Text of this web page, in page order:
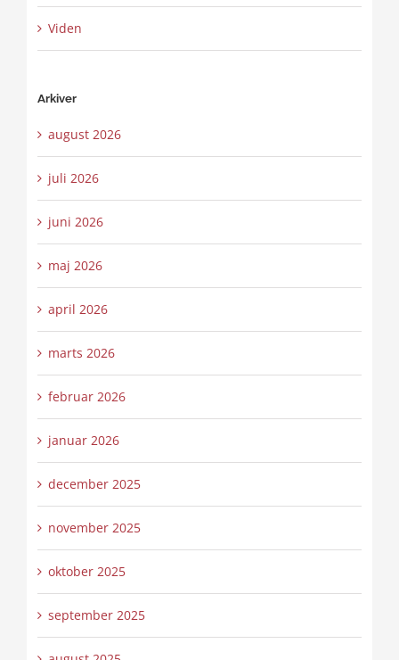
Viden
Arkiver
august 2026
juli 2026
juni 2026
maj 2026
april 2026
marts 2026
februar 2026
januar 2026
december 2025
november 2025
oktober 2025
september 2025